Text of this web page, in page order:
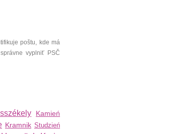
poštu, kde má
vyplniť PSČ
Kamień
Kramnik Studzień